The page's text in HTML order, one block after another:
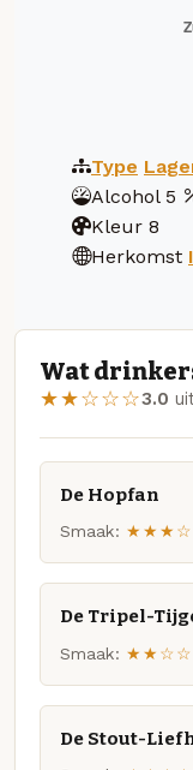
Type
Alcohol 5
Kleur 8
Herkomst
Wat
★★☆☆☆3.0
De Hopfan
Smaak:
De Tripel-
Smaak:
De Stout-